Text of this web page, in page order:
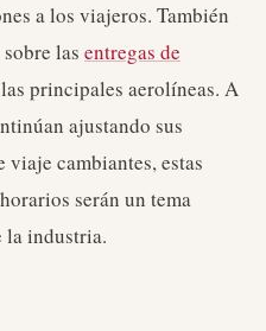
a los viajeros. También
las entregas de
principales aerolíneas. A
ajustando sus
viaje cambiantes, estas
serán un tema
la industria.